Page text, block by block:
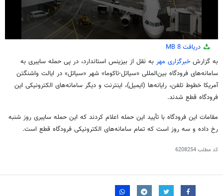
0
minutes,
seconds
دریافت 8 MB
به گزارش خبرگزاری مهر به نقل از بیزینس استاندارد، در پی حمله سایبری به
سامانه‌های فرودگاه بین‌المللی «سیاتل-تاکوما» شهر «سیاتل» در ایالت واشنگتن
آمریکا خطوط تلفن، رایانه‌ها (ایمیل)، اینترنت و دیگر سامانه‌های الکترونیکی این
فرودگاه قطع شدند.
مقامات این فرودگاه با تأیید این حمله اعلام کردند که این حمله سایبری روز شنبه
رخ داده و سه روز است که تمام سامانه‌های الکترونیکی فرودگاه قطع است.
کد مطلب6208254